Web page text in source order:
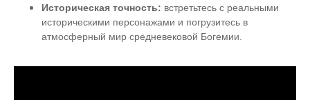
Историческая точность: встретьтесь с реальными
историческими персонажами и погрузитесь в
атмосферный мир средневековой Богемии.